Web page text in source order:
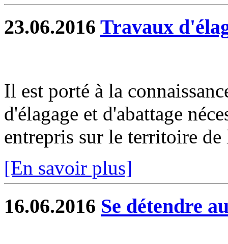
23.06.2016 Travaux
Il est porté à la
d'élagage et d'abattage
entrepris sur le territoire
[En savoir plus]
16.06.2016 Se détendre